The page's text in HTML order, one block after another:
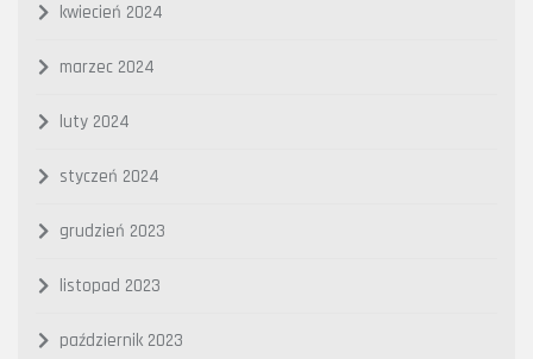
kwiecień 2024
marzec 2024
luty 2024
styczeń 2024
grudzień 2023
listopad 2023
październik 2023